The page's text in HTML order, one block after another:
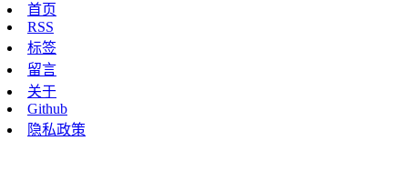
首页
RSS
标签
留言
关于
Github
隐私政策